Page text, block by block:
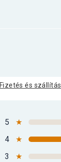
Fizetés és szállítás
5 ★
4
★
3
★